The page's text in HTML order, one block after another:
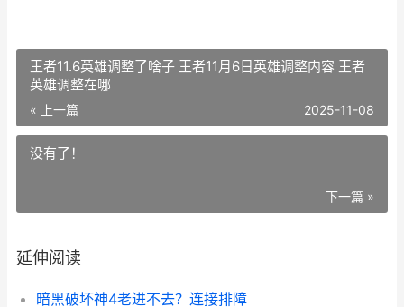
王者11.6英雄调整了啥子 王者11月6日英雄调整内容 王者
英雄调整在哪
« 上一篇 2025-11-08
没有了！
下一篇 »
延伸阅读
暗黑破坏神4老进不去？连接排障